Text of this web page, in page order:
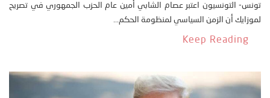
تونس- التونسيون اعتبر عصام الشابي أمين عام الحزب الجمهوري في تصريح
لموزايك أن الزمن السياسي لمنظومة الحكم...
Keep Reading